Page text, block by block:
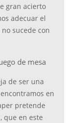
gran acierto
adecuar el
sucede con
de ser una
en
pretende
que en este